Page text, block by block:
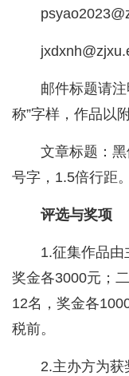
邮件标题请
称”字样，作品以
文章标题：
号字，1.5倍行距
评选与奖项
1.征集作品由
奖金各3000元；
12名，奖金各
税前。
2.主办方为